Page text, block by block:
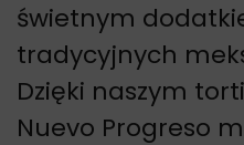
świetnym
tradycyjnych
Dzięki naszym
Nuevo Progreso